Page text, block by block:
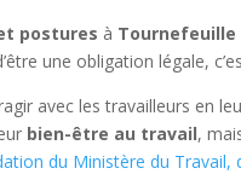
postures à Tournefeuille
une obligation légale,
avec les travailleurs en
bien-être au travail,
du Ministère du Travail,